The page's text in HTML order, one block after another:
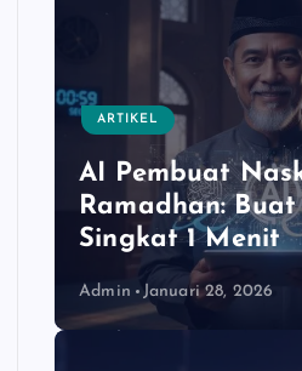
ARTIKEL
AI Pembuat
Ramadhan:
Singkat 1 Menit
Admin Januari 28, 2026